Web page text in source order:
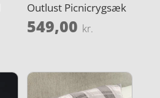
Outlust Picnicrygsæk
549,00 kr.